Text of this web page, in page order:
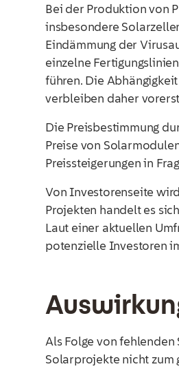
Bei der Produktion von
insbesondere
Eindämmung der
einzelne
führen. Die
verbleiben daher
Die Preisbestimmung
Preise von
Preissteigerungen in
Von Investorenseite
Projekten handelt es
Laut einer aktuellen
potenzielle Investoren
Als Folge von
Solarprojekte nicht zum